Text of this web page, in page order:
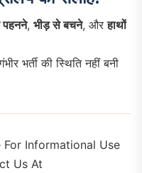
पहनने, भीड़ से बचने, औरहाथों
भर्ती की स्थिति नहीं बनी
Informational Use
Us At